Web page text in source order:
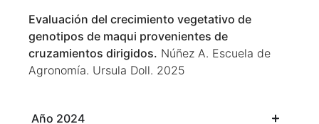
Evaluación del crecimiento vegetativo de
genotipos de maqui provenientes de
cruzamientos dirigidos. Núñez A. Escuela de
Agronomía. Ursula Doll. 2025
Año 2024